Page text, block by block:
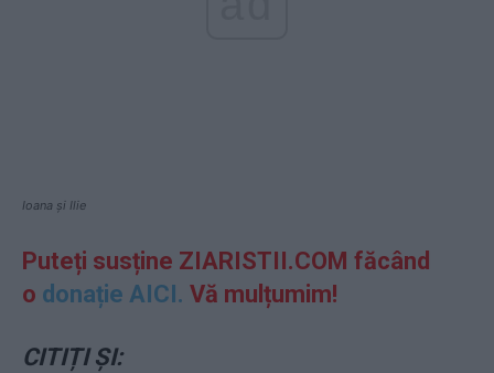
Ioana și Ilie
Puteți susține ZIARISTII.COM făcând
o donație AICI. Vă mulțumim!
CITIȚI ȘI: